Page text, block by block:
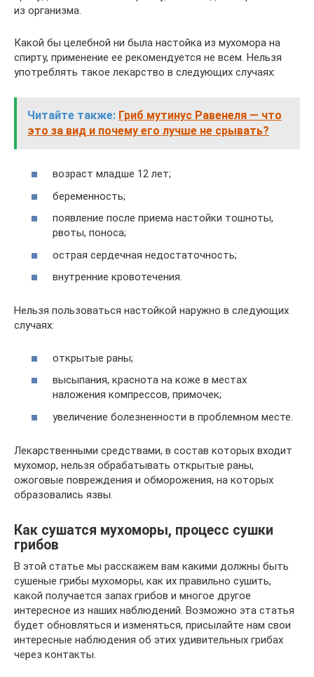
из организма.
Какой бы целебной ни была настойка из мухомора на
спирту, применение ее рекомендуется не всем. Нельзя
употреблять такое лекарство в следующих случаях:
Читайте также: Гриб мутинус Равенеля — что
это за вид и почему его лучше не срывать?
возраст младше 12 лет;
беременность;
появление после приема настойки тошноты,
рвоты, поноса;
острая сердечная недостаточность;
внутренние кровотечения.
Нельзя пользоваться настойкой наружно в следующих
случаях:
открытые раны;
высыпания, краснота на коже в местах
наложения компрессов, примочек;
увеличение болезненности в проблемном месте.
Лекарственными средствами, в состав которых входит
мухомор, нельзя обрабатывать открытые раны,
ожоговые повреждения и обморожения, на которых
образовались язвы.
Как сушатся мухоморы, процесс сушки
грибов
В этой статье мы расскажем вам какими должны быть
сушеные грибы мухоморы, как их правильно сушить,
какой получается запах грибов и многое другое
интересное из наших наблюдений. Возможно эта статья
будет обновляться и изменяться, присылайте нам свои
интересные наблюдения об этих удивительных грибах
через контакты.